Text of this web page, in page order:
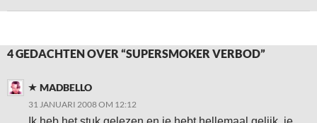
4 GEDACHTEN OVER “SUPERSMOKER VERBOD”
MADBELLO
31 JANUARI 2008 OM 12:12